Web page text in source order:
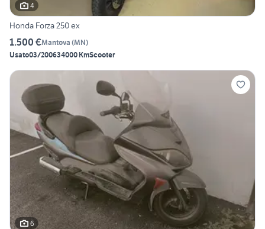
4
Honda Forza 250 ex
1.500 €Mantova (MN)
Usato03/200634000 KmScooter
6